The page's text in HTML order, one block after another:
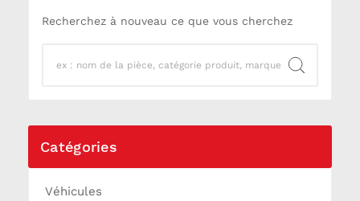
Recherchez à nouveau ce que vous cherchez
Catégories
Véhicules